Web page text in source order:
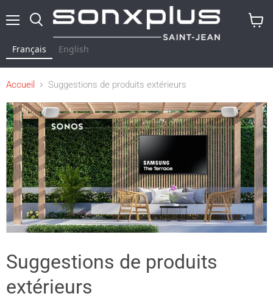
Français English
Accueil Suggestions de produits extérieurs
Suggestions de produits
extérieurs